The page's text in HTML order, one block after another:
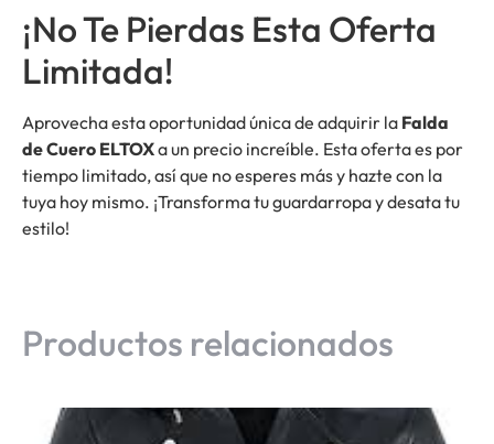
¡No Te Pierdas Esta Oferta
Limitada!
Aprovecha esta oportunidad única de adquirir la Falda
de Cuero ELTOXa un precio increíble. Esta oferta es por
tiempo limitado, así que no esperes más y hazte con la
tuya hoy mismo. ¡Transforma tu guardarropa y desata tu
estilo!
Productos relacionados